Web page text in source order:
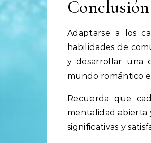
Conclusión
Adaptarse a los
habilidades de
y desarrollar una
mundo romántico
Recuerda que
mentalidad abierta
significativas y